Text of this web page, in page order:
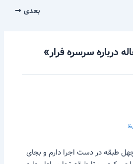
بعدی
طبقه در دست اجرا دارم و بجای